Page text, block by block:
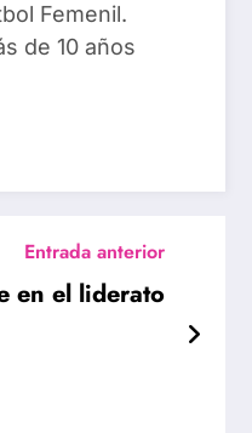
Femenil.
de 10 años
Entrada anterior
en el liderato